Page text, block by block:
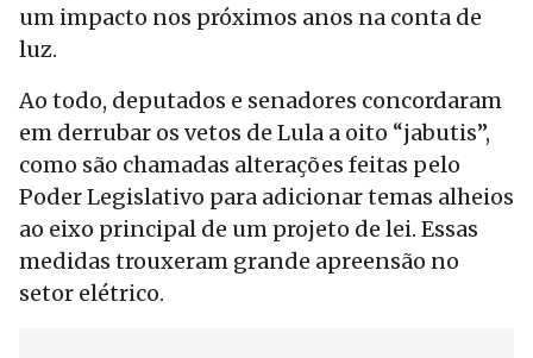
um impacto nos próximos anos na conta de
luz.
Ao todo, deputados e senadores concordaram
em derrubar os vetos de Lula a oito “jabutis”,
como são chamadas alterações feitas pelo
Poder Legislativo para adicionar temas alheios
ao eixo principal de um projeto de lei. Essas
medidas trouxeram grande apreensão no
setor elétrico.